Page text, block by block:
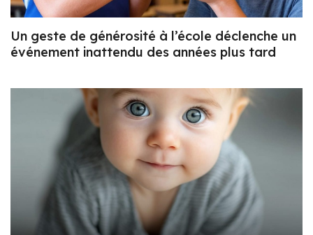
Un geste de générosité à l’école déclenche un
événement inattendu des années plus tard